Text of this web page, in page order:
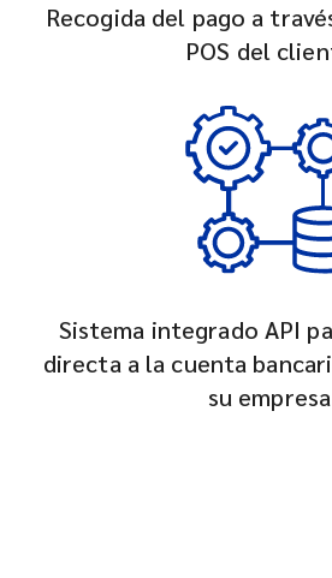
Recogida del pago a
POS del
Sistema integrado API
directa a la cuenta
su empresa